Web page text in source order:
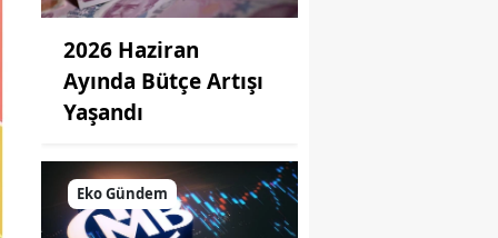
2026 Haziran
Ayında Bütçe Artışı
Yaşandı
Eko Gündem